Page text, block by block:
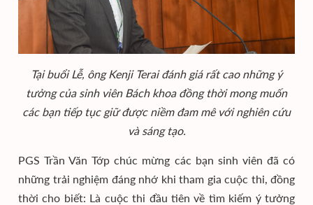
Tại buổi Lễ, ông Kenji Terai đánh giá rất cao những ý
tưởng của sinh viên Bách khoa đồng thời mong muốn
các bạn tiếp tục giữ được niềm đam mê với nghiên cứu
và sáng tạo.
PGS Trần Văn Tớp chúc mừng các bạn sinh viên đã có
những trải nghiệm đáng nhớ khi tham gia cuộc thi, đồng
thời cho biết: Là cuộc thi đầu tiên về tìm kiếm ý tưởng